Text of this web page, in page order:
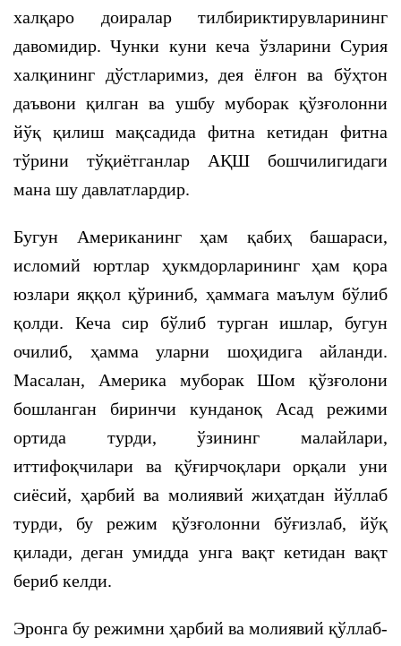
халқаро доиралар тилбириктирувларининг
давомидир. Чунки куни кеча ўзларини Сурия
халқининг дўстларимиз, дея ёлғон ва бўҳтон
даъвони қилган ва ушбу муборак қўзғолонни
йўқ қилиш мақсадида фитна кетидан фитна
тўрини тўқиётганлар АҚШ бошчилигидаги
мана шу давлатлардир.
Бугун Американинг ҳам қабиҳ башараси,
исломий юртлар ҳукмдорларининг ҳам қора
юзлари яққол қўриниб, ҳаммага маълум бўлиб
қолди. Кеча сир бўлиб турган ишлар, бугун
очилиб, ҳамма уларни шоҳидига айланди.
Масалан, Америка муборак Шом қўзғолони
бошланган биринчи кунданоқ Асад режими
ортида турди, ўзининг малайлари,
иттифоқчилари ва қўғирчоқлари орқали уни
сиёсий, ҳарбий ва молиявий жиҳатдан йўллаб
турди, бу режим қўзғолонни бўғизлаб, йўқ
қилади, деган умидда унга вақт кетидан вақт
бериб келди.
Эронга бу режимни ҳарбий ва молиявий қўллаб-